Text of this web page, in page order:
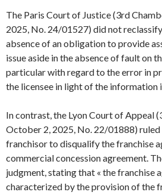
The Paris Court of Justice (3rd
2025, No. 24/01527) did not
absence of an obligation to provide
issue aside in the absence of fault on
particular with regard to the error in
the licensee in light of the information
In contrast, the Lyon Court of Appeal
October 2, 2025, No. 22/01888) ruled
franchisor to disqualify the franchise
commercial concession agreement.
judgment, stating that « the franchise
characterized by the provision of the